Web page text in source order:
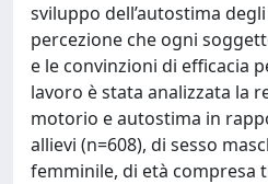
sviluppo dell’autostima
percezione che ogni
e le convinzioni di efficacia
lavoro è stata analizzata la
motorio e autostima in
allievi (n=608), di sesso
femminile, di età compresa